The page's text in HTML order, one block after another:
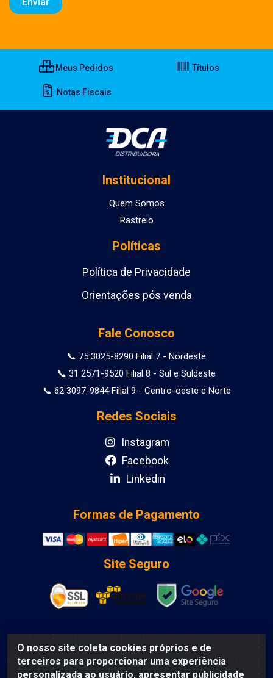
O nosso site coleta cookies próprios e de
terceiros para proporcionar uma experiência
personalizada ao usuário, apresentar publicidade
Meus Pedidos Títulos
Notas Fiscais
Institucional
Quem Somos
Rastreio
Políticas
Política de Privacidade
Orientações pós venda
Fale Conosco
📞 75 3025-8290 Filial 7 - Nordeste
📞 31 2571-9520 Filial 8 - Sul e Suldeste
📞 62 3097-9844 Filial 9 - Centro-oeste e Norte
Redes Sociais
Instagram
Facebook
Linkedin
Formas de Pagamento
Site Seguro
DCA DISTRIBUIDORA DE COSMETICOS LTDA - AV DEPUTADO
LUIS EDUARDO MAGALHAES, Humildes, Feira de Santana/BA